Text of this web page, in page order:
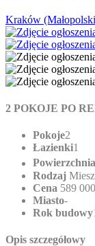
Kraków
2 POKOJE PO
Pokoje2
Łazienki1
Powierzchnia
Rodzaj
Cena 589
Miasto-
Rok budowy
Opis szczegółowy